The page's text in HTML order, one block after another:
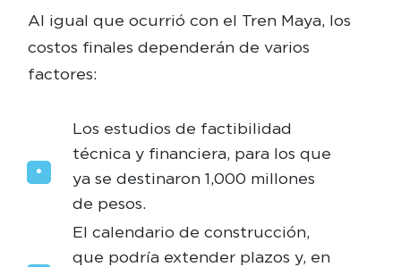
Al igual que ocurrió con el Tren Maya, los
costos finales dependerán de varios
factores:
Los estudios de factibilidad
técnica y financiera, para los que
ya se destinaron 1,000 millones
de pesos.
El calendario de construcción,
que podría extender plazos y, en